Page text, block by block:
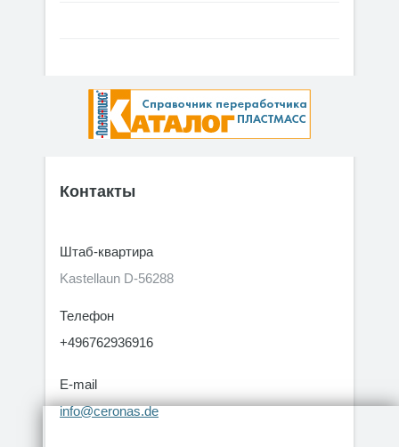
Контакты
Штаб-квартира
Kastellaun D-56288
Телефон
+496762936916
E-mail
info@ceronas.de